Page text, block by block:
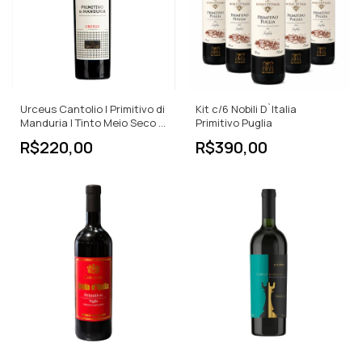
Urceus Cantolio | Primitivo di
Manduria | Tinto Meio Seco |
R$220,00
Kit c/6 Nobili D`Italia
Primitivo Puglia
R$390,00